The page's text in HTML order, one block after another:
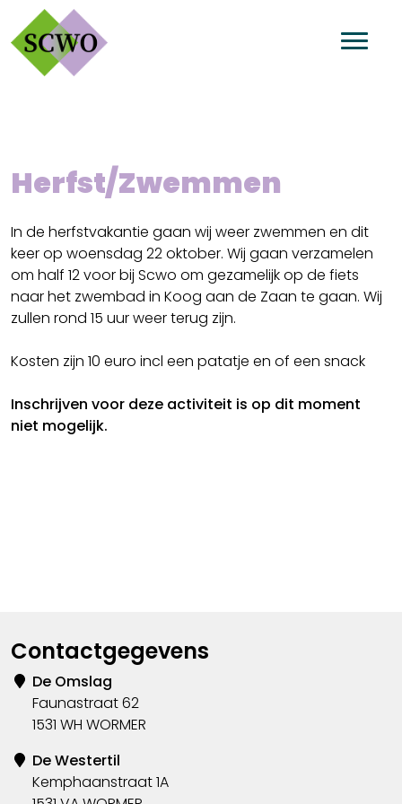
Herfst/Zwemmen
In de herfstvakantie gaan wij weer zwemmen en dit
keer op woensdag 22 oktober. Wij gaan verzamelen
om half 12 voor bij Scwo om gezamelijk op de fiets
naar het zwembad in Koog aan de Zaan te gaan. Wij
zullen rond 15 uur weer terug zijn.
Kosten zijn 10 euro incl een patatje en of een snack
Inschrijven voor deze activiteit is op dit moment
niet mogelijk.
Contactgegevens
De Omslag
Faunastraat 62
1531 WH WORMER
De Westertil
Kemphaanstraat 1A